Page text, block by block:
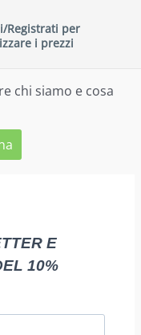
Registrati per
i prezzi
chi siamo e cosa